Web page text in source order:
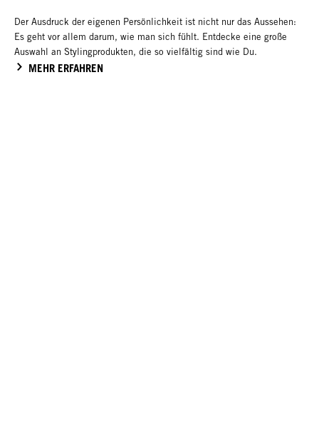
Der Ausdruck der eigenen Persönlichkeit ist nicht nur das Aussehen:
Es geht vor allem darum, wie man sich fühlt. Entdecke eine große
Auswahl an Stylingprodukten, die so vielfältig sind wie Du.
MEHR ERFAHREN